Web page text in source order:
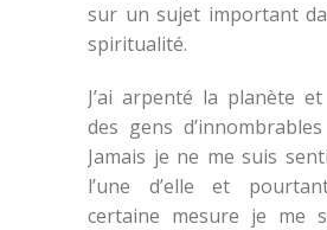
sur un sujet important
spiritualité.
J’ai arpenté la planète
des gens
Jamais je ne me suis
l’une d’elle et
certaine mesure je me